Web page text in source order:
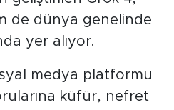
de dünya genelinde
yer alıyor.
medya platformu
küfür, nefret